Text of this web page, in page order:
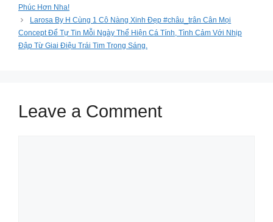
Phúc Hơn Nha!
Larosa By H Cùng 1 Cô Nàng Xinh Đẹp #châu_trân Cân Mọi
Concept Để Tự Tin Mỗi Ngày Thể Hiện Cá Tính, Tình Cảm Với Nhịp
Đập Từ Giai Điệu Trái Tim Trong Sáng.
Leave a Comment